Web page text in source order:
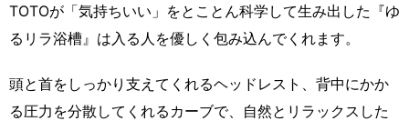
TOTOが「気持ちいい」をとことん科学して生み出した『ゆ
るリラ浴槽』は入る人を優しく包み込んでくれます。
頭と首をしっかり支えてくれるヘッドレスト、背中にかか
る圧力を分散してくれるカーブで、自然とリラックスした